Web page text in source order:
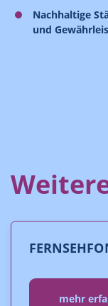
Nachhaltige
und
mehr